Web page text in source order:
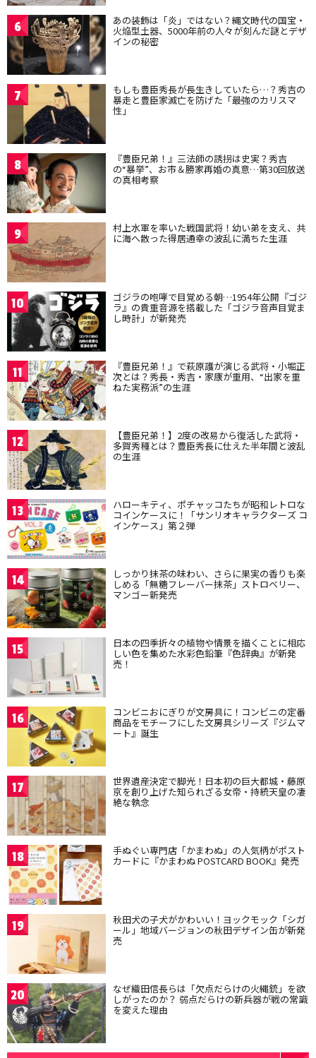
6 あの装飾は「炎」ではない？縄文時代の国宝・
火焔型土器、5000年前の人々が刻んだ謎とデザ
インの秘密
7 もしも豊臣秀長が長生きしていたら…？秀吉の
暴走と豊臣家滅亡を防げた「最強のカリスマ
性」
8 『豊臣兄弟！』三法師の誘拐は史実？秀吉
の“暴挙”、お市＆勝家再婚の真意…第30回放送
の真相考察
9 村上水軍を率いた戦国武将！幼い弟を支え、共
に海へ散った得居通幸の波乱に満ちた生涯
10 ゴジラの咆哮で目覚める朝…1954年公開『ゴジ
ラ』の貴重音源を搭載した「ゴジラ音声目覚ま
し時計」が新発売
11 『豊臣兄弟！』で萩原護が演じる武将・小堀正
次とは？秀長・秀吉・家康が重用、“出家を重
ねた実務派”の生涯
12 【豊臣兄弟！】2度の改易から復活した武将・
多賀秀種とは？豊臣秀長に仕えた半年間と波乱
の生涯
13 ハローキティ、ポチャッコたちが昭和レトロな
コインケースに！「サンリオキャラクターズ コ
インケース」第２弾
14 しっかり抹茶の味わい、さらに果実の香りも楽
しめる「無糖フレーバー抹茶」ストロベリー、
マンゴー新発売
15 日本の四季折々の植物や情景を描くことに相応
しい色を集めた水彩色鉛筆『色辞典』が新発
売！
16 コンビニおにぎりが文房具に！コンビニの定番
商品をモチーフにした文房具シリーズ『ジムマ
ート』誕生
17 世界遺産決定で脚光！日本初の巨大都城・藤原
京を創り上げた知られざる女帝・持統天皇の凄
絶な執念
18 手ぬぐい専門店「かまわぬ」の人気柄がポスト
カードに『かまわぬ POSTCARD BOOK』発売
19 秋田犬の子犬がかわいい！ヨックモック「シガ
ール」地域バージョンの秋田デザイン缶が新発
売
20 なぜ織田信長らは「欠点だらけの火縄銃」を欲
しがったのか？ 弱点だらけの新兵器が戦の常識
を変えた理由